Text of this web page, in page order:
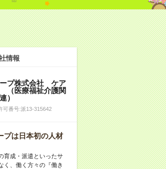
情報
プ株式会社 ケア
（医療福祉介護関
連）
可番号:派13-315642
プは日本初の人材
育成・派遣といったサ
く、働く方々の『働き